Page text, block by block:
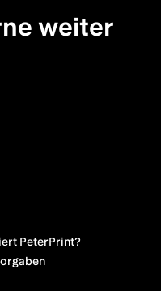
weiter
PeterPrint?